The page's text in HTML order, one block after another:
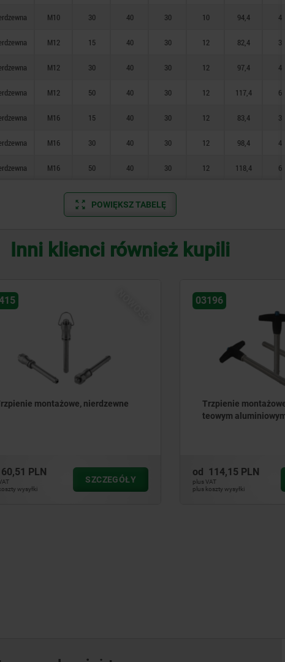
M10 30 40 30 10 94,4 46
M12 15 40 30 12 82,4 34
M12 30 40 30 12 97,4 49
M12 50 40 30 12 117,4 69
M16 15 40 30 12 83,4 34
M16 30 40 30 12 98,4 49
M16 50 40 30 12 118,4 69
POWIĘKSZ TABELĘ
Inni klienci również kupili
NOWOŚĆ
nierdzewne
Trzpienie montażowe z uchwytem
teowym aluminiowym
od 114,15 PLN
plus koszty wysyłki